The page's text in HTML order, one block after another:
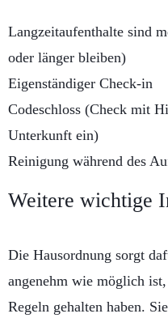
Langzeitaufenthalte sind
oder länger bleiben)
Eigenständiger Check-in
Codeschloss (Check mit
Unterkunft ein)
Reinigung während des
Weitere wichtige
Die Hausordnung sorgt
angenehm wie möglich
Regeln gehalten haben.